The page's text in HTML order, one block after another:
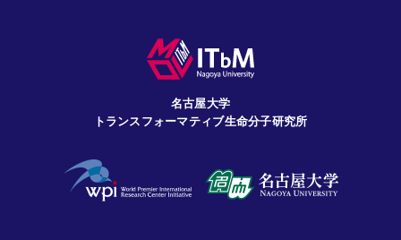
名古屋大学
トランスフォーマティブ生命分子研究所